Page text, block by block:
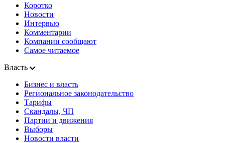
Коротко
Новости
Интервью
Комментарии
Компании сообщают
Самое читаемое
Власть
Бизнес и власть
Региональное законодательство
Тарифы
Скандалы, ЧП
Партии и движения
Выборы
Новости власти